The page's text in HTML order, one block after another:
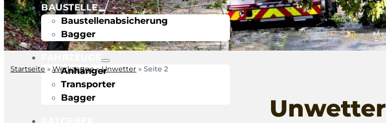
BAUSTELLE
Baustellenabsicherung
Bagger
Anhänger
Transporter
Bagger
Startseite »Werkzeuge»Unwetter »Seite 2
Unwetter